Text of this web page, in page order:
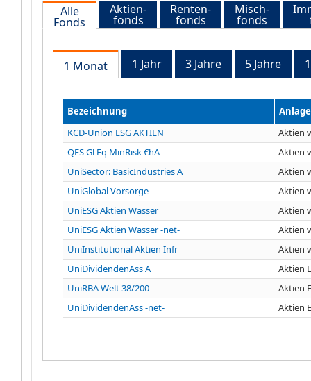
Alle
Fonds
Aktien-
fonds
Renten-
fonds
Misch-
fonds
1 Monat 1 Jahr 3 Jahre 5 Jahre
Bezeichnung
KCD-Union ESG AKTIEN
Aktien
QFS Gl Eq MinRisk €hA
Aktien
UniSector: BasicIndustries A
Aktien
UniGlobal Vorsorge
Aktien
UniESG Aktien Wasser
Aktien
UniESG Aktien Wasser -net-
Aktien
UniInstitutional Aktien Infr
Aktien
UniDividendenAss A
Aktien
UniRBA Welt 38/200
Aktien
UniDividendenAss -net-
Aktien